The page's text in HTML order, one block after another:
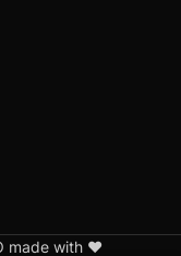
made with ❤️